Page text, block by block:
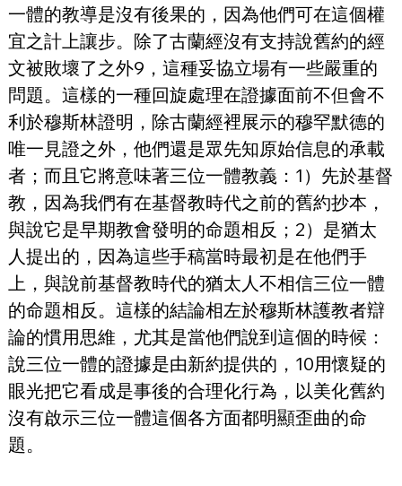
一體的教導是沒有後果的，因為他們可在這個權
宜之計上讓步。除了古蘭經沒有支持說舊約的經
文被敗壞了之外9，這種妥協立場有一些嚴重的
問題。這樣的一種回旋處理在證據面前不但會不
利於穆斯林證明，除古蘭經裡展示的穆罕默德的
唯一見證之外，他們還是眾先知原始信息的承載
者；而且它將意味著三位一體教義：1）先於基督
教，因為我們有在基督教時代之前的舊約抄本，
與說它是早期教會發明的命題相反；2）是猶太
人提出的，因為這些手稿當時最初是在他們手
上，與說前基督教時代的猶太人不相信三位一體
的命題相反。這樣的結論相左於穆斯林護教者辯
論的慣用思維，尤其是當他們說到這個的時候：
說三位一體的證據是由新約提供的，10用懷疑的
眼光把它看成是事後的合理化行為，以美化舊約
沒有啟示三位一體這個各方面都明顯歪曲的命
題。